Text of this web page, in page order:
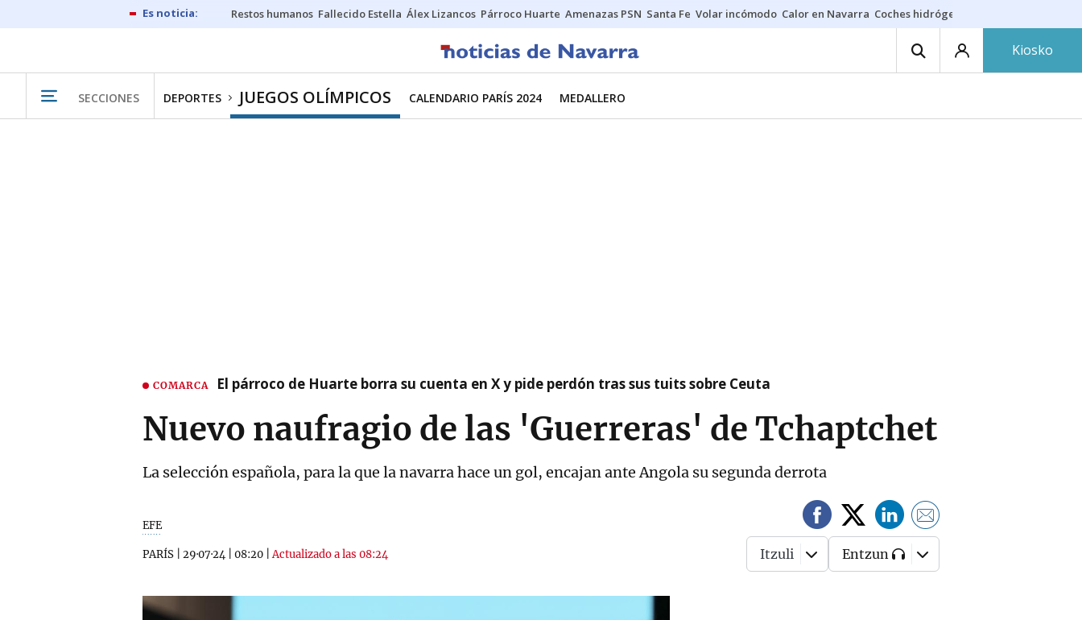
Restos humanos Fallecido Estella Álex Lizancos Párroco Huarte Amenazas PSN Santa Fe Volar incómodo Calor en Navarra Coches hidrógeno
Kiosko
SECCIONES DEPORTES JUEGOS OLÍMPICOS CALENDARIO PARÍS 2024 MEDALLERO
COMARCA El párroco de Huarte borra su cuenta en X y pide perdón tras sus tuits sobre Ceuta
Nuevo naufragio de las 'Guerreras' de Tchaptchet
La selección española, para la que la navarra hace un gol, encajan ante Angola su segunda derrota
EFE
PARÍS 29·07·24 08:20 |Actualizado a las 08:24 Itzuli Entzun